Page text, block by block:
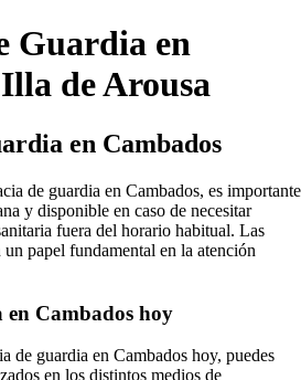
Guardia en
de Arousa
en Cambados
de guardia en Cambados, es importante
y disponible en caso de necesitar
fuera del horario habitual. Las
papel fundamental en la atención
Cambados hoy
de guardia en Cambados hoy, puedes
en los distintos medios de